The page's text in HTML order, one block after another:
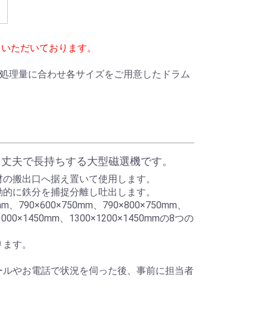
ただいております。
理量に合わせ各サイズをご用意したドラム
夫で長持ちする大型磁選機です。
搬出口へ据え置いて使用します。
に鉄分を捕捉分離し吐出します。
790×600×750mm、790×800×750mm、
、1300×1200×1450mmの8つの
す。
やお電話で状況を伺った後、事前に担当者